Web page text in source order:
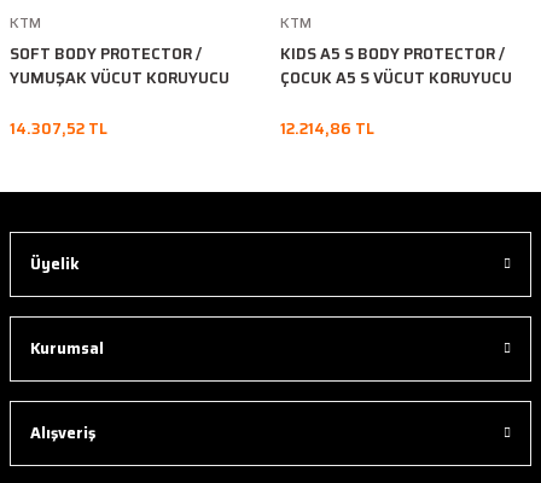
KTM
SOFT BODY PROTECTOR /
YUMUŞAK VÜCUT KORUYUCU
14.307,52 TL
KTM
KIDS A5 S BODY PROTECTOR /
ÇOCUK A5 S VÜCUT KORUYUCU
12.214,86 TL
Üyelik
Kurumsal
Alışveriş